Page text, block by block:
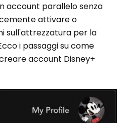
account parallelo senza
attivare o
sull'attrezzatura per la
i passaggi su come
account Disney+